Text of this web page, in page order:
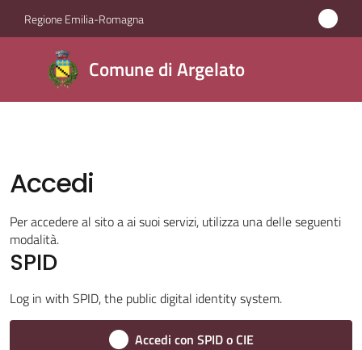
Vai al contenuto
Vai alla navigazione
Vai al footer
Regione Emilia-Romagna
Comune di Argelato
Comune
di
Argelato
Amministrazione
Novità
Servizi
Accedi
Per accedere al sito a ai suoi servizi, utilizza una delle seguenti
modalità.
SPID
Log in with SPID, the public digital identity system.
Accedi con SPID o CIE